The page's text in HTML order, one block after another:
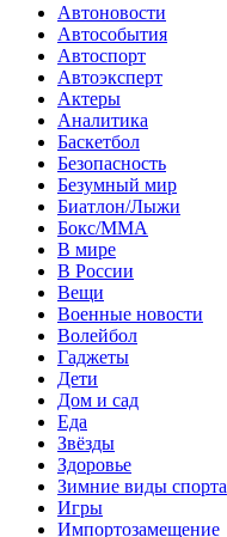
Автоновости
Автособытия
Автоспорт
Автоэксперт
Актеры
Аналитика
Баскетбол
Безопасность
Безумный мир
Биатлон/Лыжи
Бокс/MMA
В мире
В России
Вещи
Военные новости
Волейбол
Гаджеты
Дети
Дом и сад
Еда
Звёзды
Здоровье
Зимние виды спорта
Игры
Импортозамещение